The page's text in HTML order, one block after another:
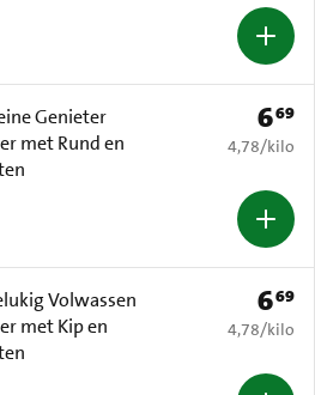
Genieter
met Rund en
Prijs:
669
€ 4,78 per
4,78/kilo
Volwassen
met Kip en
Prijs:
669
€ 4,78 per
4,78/kilo